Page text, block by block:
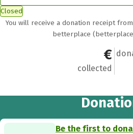
Closed
You will receive a donation receipt from
betterplace
€0
collected
0
Be the first to